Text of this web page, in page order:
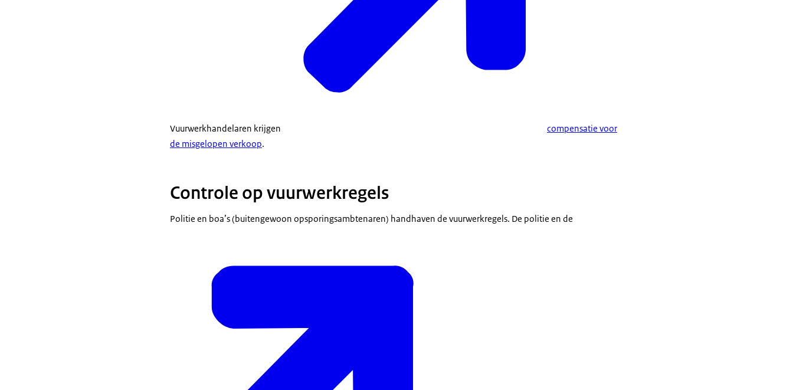
Vuurwerkhandelaren krijgen
compensatie voor
de misgelopen verkoop.
Controle op vuurwerkregels
Politie en boa’s (buitengewoon opsporingsambtenaren) handhaven de vuurwerkregels. De politie en de